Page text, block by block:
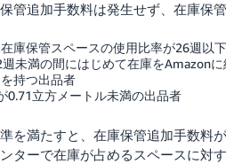
管追加手数料は発生せず、在庫保
庫保管スペースの使用比率が26週以
未満の間にはじめて在庫をAmazon
持つ出品者
0.71立方メートル未満の出品者
を満たすと、在庫保管追加手数料
ターで在庫が占めるスペースに対